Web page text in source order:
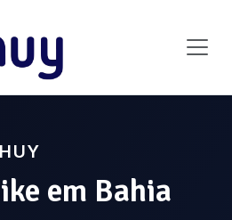
em Bahia